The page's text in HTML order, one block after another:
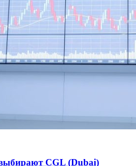
CGL (Dubai)